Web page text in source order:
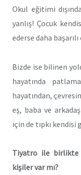
Okul eğitimi
yanlış! Çocuk
ederse daha
Bizde ise bilinen
hayatında
hayatından,
eş, baba ve
için de tıpkı
Tiyatro ile birlikte
kişiler var mı?